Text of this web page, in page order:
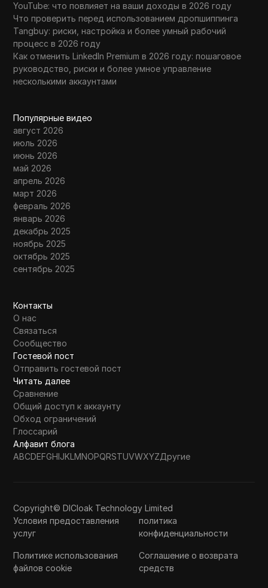
YouTube: что повлияет на ваши доходы в 2026 году
Что проверить перед использованием дропшиппинга
Tangbuy: риски, настройка и более умный рабочий
процесс в 2026 году
Как отменить LinkedIn Premium в 2026 году: пошаговое
руководство, риски и более умное управление
несколькими аккаунтами
Популярные видео
август 2026
июль 2026
июнь 2026
май 2026
апрель 2026
март 2026
февраль 2026
январь 2026
декабрь 2025
ноябрь 2025
октябрь 2025
сентябрь 2025
Контакты
О нас
Связаться
Сообщество
Гостевой пост
Отправить гостевой пост
Читать далее
Сравнение
Общий доступ к аккаунту
Обход ограничений
Глоссарий
Алфавит блога
ABCDEFGHIJKLMNOPQRSTUVWXYZДругие
Copyright© DICloak Technology Limited
Условия предоставления
услуг
политика
конфиденциальности
Политике использования
файлов cookie
Соглашение о возврата
средств